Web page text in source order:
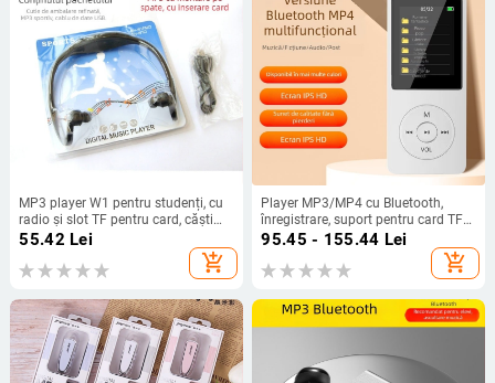
MP3 player W1 pentru studenți, cu
radio și slot TF pentru card, căști
pentru sport
55.42 Lei
add_shopping_cart
Player MP3/MP4 cu Bluetooth,
înregistrare, suport pentru card TF
și USB 2.0
95.45 - 155.44 Lei
add_shopping_cart